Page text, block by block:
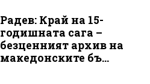
Радев: Край на 15-
годишната сага –
безценният архив на
македонските бъ...